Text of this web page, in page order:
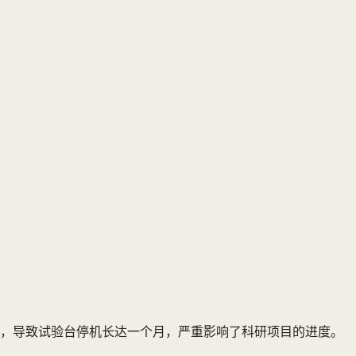
致试验台停机长达一个月，严重影响了科研项目的进度。